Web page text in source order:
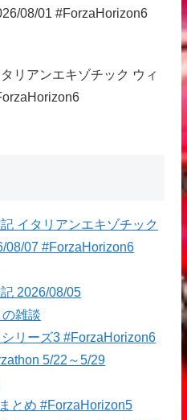
08/01 #ForzaHorizon6
リアンエキゾチック ウィ
イタリアンエキゾチック
08/07 #ForzaHorizon6
2026/08/05
雑談
リーズ3 #ForzaHorizon6
5/22～5/29
とめ #ForzaHorizon5